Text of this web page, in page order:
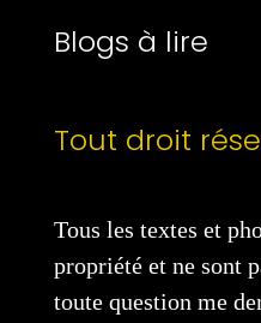
Blogs à lire
Tout droit
Tous les textes et
propriété et ne sont
toute question me